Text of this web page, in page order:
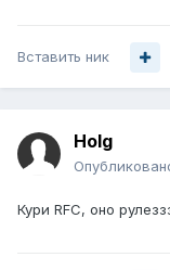
Вставить ник
Holg
Кури RFC, оно